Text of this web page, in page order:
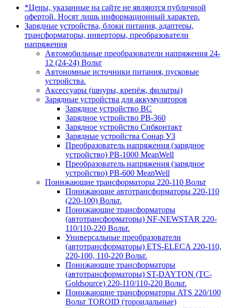
*Цены, указанные на сайте не являются публичной
офертой. Носят лишь информационный характер.
Зарядные устройства, блоки питания, адаптеры,
трансформаторы, инверторы, преобразователи
напряжения
Автомобильные преобразователи напряжения 24-
12 (24-24) Вольт
Автономные источники питания, пусковые
устройства.
Аксессуары (шнуры, крепёж, фильтры)
Зарядные устройства для аккумуляторов
Зарядное устройство BC
Зарядное устройство PB-360
Зарядное устройство Сибконтакт
Зарядные устройства Сонар УЗ
Преобразователь напряжения (зарядное
устройство) PB-1000 MeanWell
Преобразователь напряжения (зарядное
устройство) PB-600 MeanWell
Понижающие трансформаторы 220-110 Вольт
Понижающие автотрансформаторы 220-110
(220-100) Вольт.
Понижающие трансформаторы
(автотрансформаторы) NF-NEWSTAR 220-
110/110-220 Вольт.
Универсальные преобразователи
(автотрансформаторы) ETS-ELECA 220-110,
220-100, 110-220 Вольт.
Понижающие трансформаторы
(автотрансформаторы) ST-DAYTON (TC-
Goldsource) 220-110/110-220 Вольт.
Понижающие трансформаторы ATS 220/100
Вольт TOROID (тороидальные)